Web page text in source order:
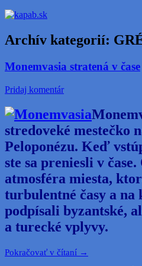
Archív kategorií:
Monemvasia stratená v čase
Pridaj komentár
stredoveké mestečko
Peloponézu. Keď
ste sa preniesli v čase.
atmosféra miesta,
turbulentné časy a na
podpísali byzantské,
a turecké vplyvy.
Pokračovať v čítaní →